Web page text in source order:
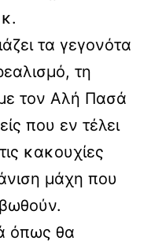
τα γεγονότα
τη
τον Αλή Πασά
που εν τέλει
κακουχίες
μάχη που
όπως θα